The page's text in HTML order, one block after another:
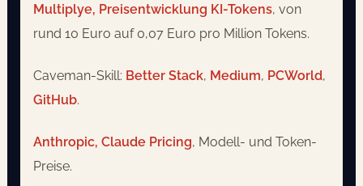
Multiplye, Preisentwicklung KI-Tokens, von
rund 10 Euro auf 0,07 Euro pro Million Tokens.
Caveman-Skill: Better Stack, Medium, PCWorld,
GitHub.
Anthropic, Claude Pricing, Modell- und Token-
Preise.